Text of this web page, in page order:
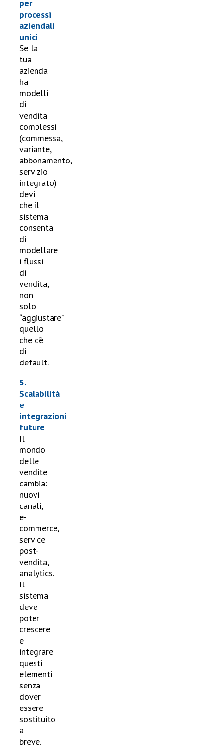
per
processi
aziendali
unici
Se la
tua
azienda
ha
modelli
di
vendita
complessi
(commessa,
variante,
abbonamento,
servizio
integrato)
devi
che il
sistema
consenta
di
modellare
i flussi
di
vendita,
non
solo
“aggiustare”
quello
che c’è
di
default.
5.
Scalabilità
e
integrazioni
future
Il
mondo
delle
vendite
cambia:
nuovi
canali,
e-
commerce,
service
post-
vendita,
analytics.
Il
sistema
deve
poter
crescere
e
integrare
questi
elementi
senza
dover
essere
sostituito
a
breve.